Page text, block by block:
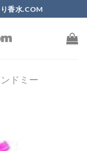
香水.COM
ドミー